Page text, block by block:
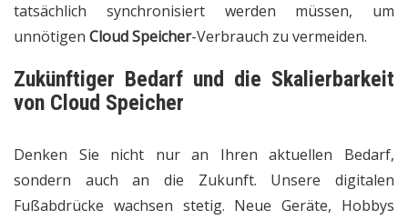
tatsächlich synchronisiert werden müssen, um
unnötigen Cloud Speicher-Verbrauch zu vermeiden.
Zukünftiger Bedarf und die Skalierbarkeit
von Cloud Speicher
Denken Sie nicht nur an Ihren aktuellen Bedarf,
sondern auch an die Zukunft. Unsere digitalen
Fußabdrücke wachsen stetig. Neue Geräte, Hobbys